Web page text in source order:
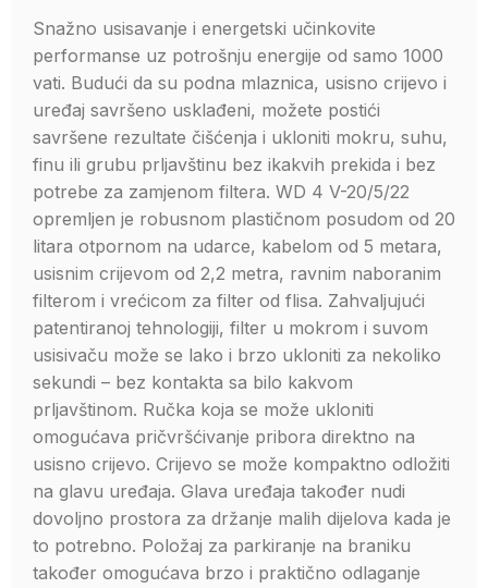
Snažno usisavanje i energetski učinkovite
performanse uz potrošnju energije od samo 1000
vati. Budući da su podna mlaznica, usisno crijevo i
uređaj savršeno usklađeni, možete postići
savršene rezultate čišćenja i ukloniti mokru, suhu,
finu ili grubu prljavštinu bez ikakvih prekida i bez
potrebe za zamjenom filtera. WD 4 V-20/5/22
opremljen je robusnom plastičnom posudom od 20
litara otpornom na udarce, kabelom od 5 metara,
usisnim crijevom od 2,2 metra, ravnim naboranim
filterom i vrećicom za filter od flisa. Zahvaljujući
patentiranoj tehnologiji, filter u mokrom i suvom
usisivaču može se lako i brzo ukloniti za nekoliko
sekundi – bez kontakta sa bilo kakvom
prljavštinom. Ručka koja se može ukloniti
omogućava pričvršćivanje pribora direktno na
usisno crijevo. Crijevo se može kompaktno odložiti
na glavu uređaja. Glava uređaja također nudi
dovoljno prostora za držanje malih dijelova kada je
to potrebno. Položaj za parkiranje na braniku
također omogućava brzo i praktično odlaganje